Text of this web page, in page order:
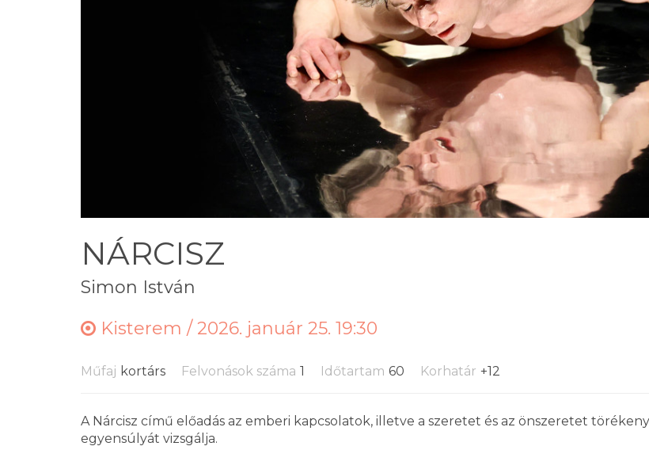
NÁRCISZ
Simon István
Kisterem / 2026. január 25. 19:30
Műfaj kortárs Felvonások száma 1 Időtartam 60 Korhatár +12
A Nárcisz című előadás az emberi kapcsolatok, illetve a szeretet és az önszeretet törékeny
egyensúlyát vizsgálja.